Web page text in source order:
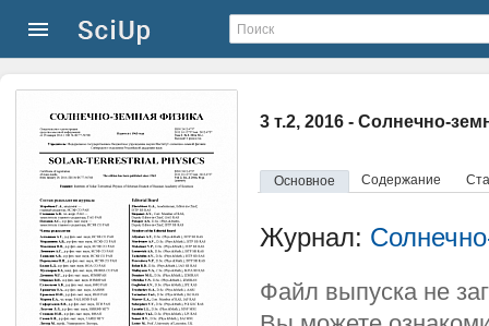
3 т.2, 2016 - Солнечно-
Основное Содержание
Журнал:
Файл выпуска не